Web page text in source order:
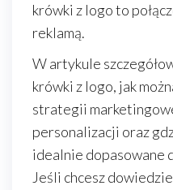
krówki z logo to
reklamą.
W artykule
krówki z logo, jak
strategii
personalizacji oraz
idealnie dopasowane
Jeśli chcesz